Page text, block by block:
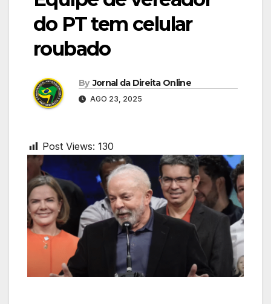
do PT tem celular
roubado
By Jornal da Direita Online
AGO 23, 2025
Post Views: 130